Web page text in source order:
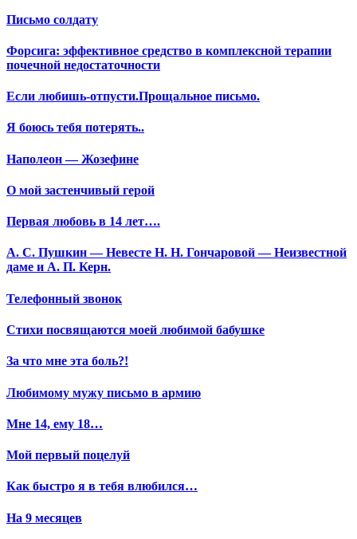
Письмо солдату
Форсига: эффективное средство в комплексной терапии
почечной недостаточности
Если любишь-отпусти.Прощальное письмо.
Я боюсь тебя потерять..
Наполеон — Жозефине
О мой застенчивый герой
Первая любовь в 14 лет….
А. С. Пушкин — Невесте Н. Н. Гончаровой — Неизвестной
даме и А. П. Керн.
Телефонный звонок
Стихи посвящаются моей любимой бабушке
За что мне эта боль?!
Любимому мужу письмо в армию
Мне 14, ему 18…
Мой первый поцелуй
Как быстро я в тебя влюбился…
На 9 месяцев